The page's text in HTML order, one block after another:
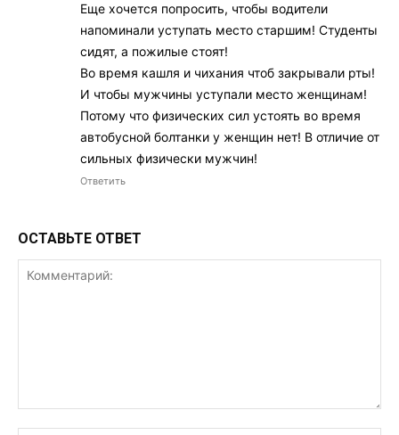
Еще хочется попросить, чтобы водители
напоминали уступать место старшим! Студенты
сидят, а пожилые стоят!
Во время кашля и чихания чтоб закрывали рты!
И чтобы мужчины уступали место женщинам!
Потому что физических сил устоять во время
автобусной болтанки у женщин нет! В отличие от
сильных физически мужчин!
Ответить
ОСТАВЬТЕ ОТВЕТ